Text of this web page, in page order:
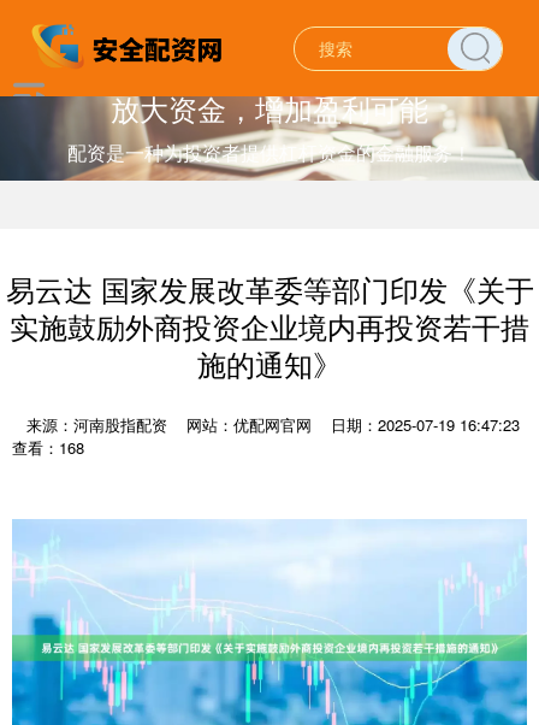
放大资金，增加盈利可能
配资是一种为投资者提供杠杆资金的金融服务！
易云达 国家发展改革委等部门印发《关于
实施鼓励外商投资企业境内再投资若干措
施的通知》
来源：河南股指配资 网站：优配网官网
日期：2025-07-19 16:47:23
查看：168